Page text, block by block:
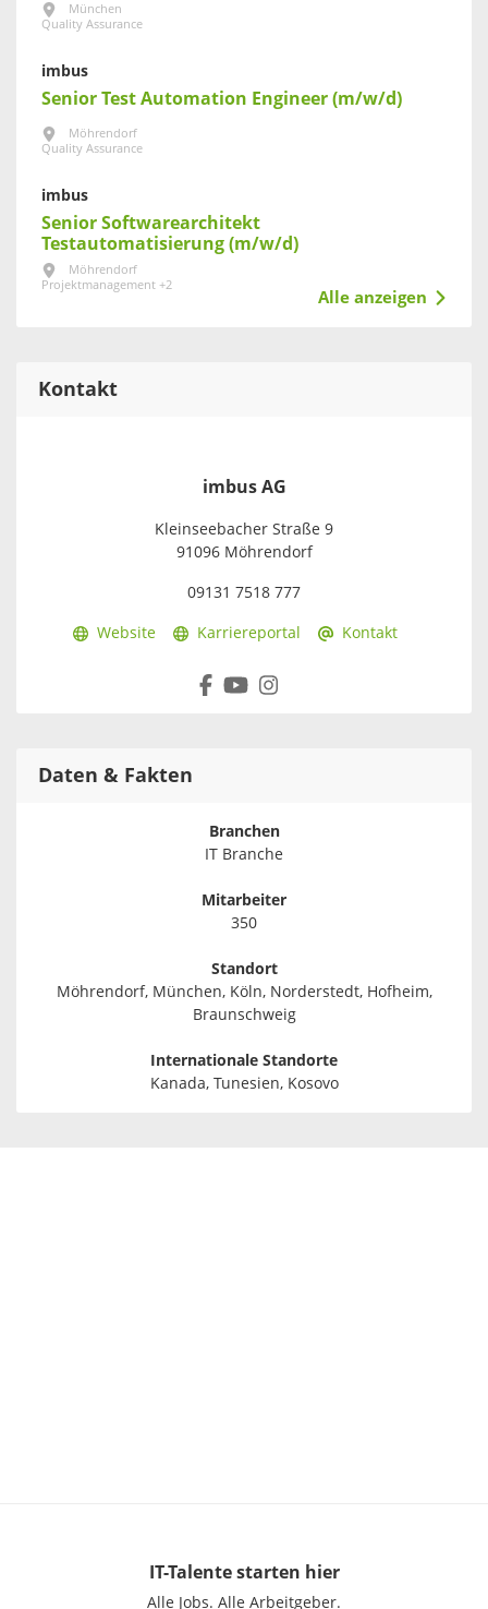
München
Quality Assurance
imbus
Senior Test Automation Engineer (m/w/d)
Möhrendorf
Quality Assurance
imbus
Senior Softwarearchitekt
Testautomatisierung (m/w/d)
Möhrendorf
Projektmanagement +2
Alle anzeigen
Kontakt
imbus AG
Kleinseebacher Straße 9
91096 Möhrendorf
09131 7518 777
Website Karriereportal Kontakt
Daten & Fakten
Branchen
IT Branche
Mitarbeiter
350
Standort
Möhrendorf, München, Köln, Norderstedt, Hofheim,
Braunschweig
Internationale Standorte
Kanada, Tunesien, Kosovo
IT-Talentestarten hier
Alle Jobs. Alle Arbeitgeber.